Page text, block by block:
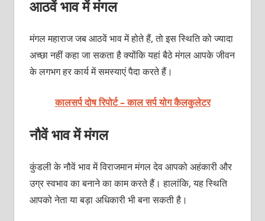
आठवें भाव में मंगल
मंगल महाराज जब आठवें भाव में होते हैं, तो इस स्थिति को ज्यादा
अच्छा नहीं कहा जा सकता है क्योंकि यहां बैठे मंगल आपके जीवन
के लगभग हर कार्य में समस्याएं पैदा करते हैं।
कालसर्प दोष रिपोर्ट – काल सर्प योग कैलकुलेटर
नौवें भाव में मंगल
कुंडली के नौवें भाव में विराजमान मंगल देव आपको अहंकारी और
उग्र स्वभाव का बनाने का काम करते हैं। हालांकि, यह स्थिति
आपको नेता या बड़ा अधिकारी भी बना सकती है।